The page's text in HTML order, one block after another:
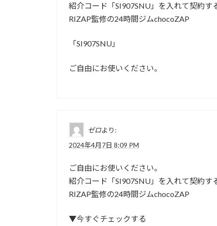
紹介コード「SI907SNU」を入れて契約す
RIZAP監修の24時間ジムchocoZAP
「SI907SNU」
ご自由にお使いください。
ゼロより:
2024年4月7日 8:09 PM
ご自由にお使いください。
紹介コード「SI907SNU」を入れて契約す
RIZAP監修の24時間ジムchocoZAP
▼今すぐチェックする